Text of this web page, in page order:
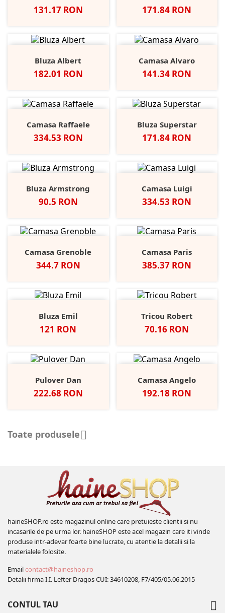
Pret
131.17 RON Pret
171.84 RON
Bluza Albert
Pret
182.01 RON
Camasa Alvaro
Pret
141.34 RON
Camasa Raffaele
Pret
334.53 RON
Bluza Superstar
Pret
171.84 RON
Bluza Armstrong
Pret
90.5 RON
Camasa Luigi
Pret
334.53 RON
Camasa Grenoble
Pret
344.7 RON
Camasa Paris
Pret
385.37 RON
Bluza Emil
Pret
121 RON
Tricou Robert
Pret
70.16 RON
Pulover Dan
Pret
222.68 RON
Camasa Angelo
Pret
192.18 RON
Toate produsele
haineSHOP.ro este magazinul online care pretuieste clientii si nu
incasarile de pe urma lor. haineSHOP este acel magazin care iti vinde
produse intr-adevar foarte bine lucrate, cu atentie la detalii si la
materialele folosite.
Emailcontact@haineshop.ro
Detalii firma I.I. Lefter Dragos CUI: 34610208, F7/405/05.06.2015
CONTUL TAU 